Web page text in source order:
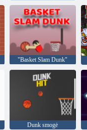
"Basket Slam Dunk"
Dunk smogė